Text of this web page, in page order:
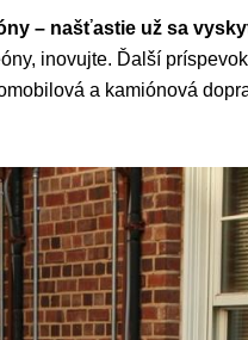
– našťastie už sa
inovujte. Ďalší
a kamiónová